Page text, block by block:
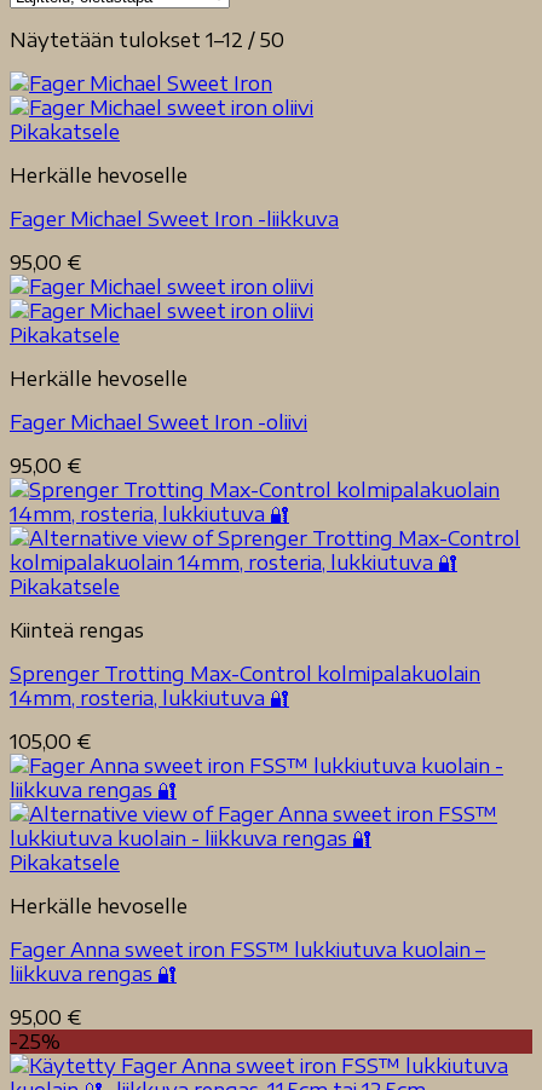
Näytetään tulokset 1–12 / 50
Pikakatsele
Herkälle hevoselle
Fager Michael Sweet Iron -liikkuva
95,00 €
Pikakatsele
Herkälle hevoselle
Fager Michael Sweet Iron -oliivi
95,00 €
Pikakatsele
Kiinteä rengas
Sprenger Trotting Max-Control kolmipalakuolain
14mm, rosteria, lukkiutuva 🔐
105,00 €
Pikakatsele
Herkälle hevoselle
Fager Anna sweet iron FSS™ lukkiutuva kuolain –
liikkuva rengas 🔐
95,00 €
-25%